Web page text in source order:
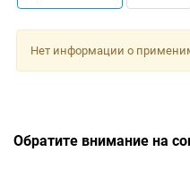
Нет информации о
Обратите внимание на